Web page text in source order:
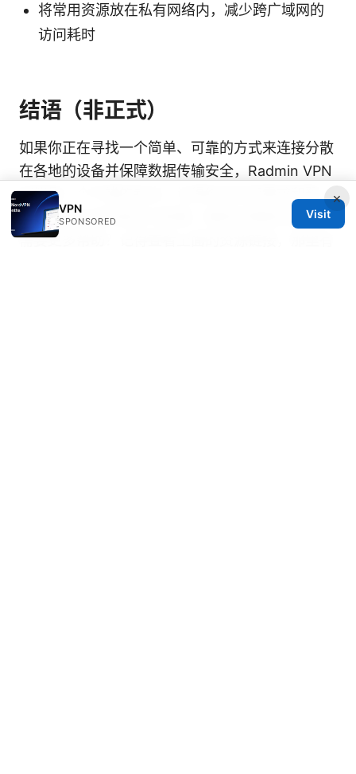
将常用资源放在私有网络内，减少跨广域网的
访问耗时
结语（非正式）
如果你正在寻找一个简单、可靠的方式来连接分散
在各地的设备并保障数据传输安全，Radmin VPN
可能是一个不错的起点。记得结合实际需求和预
算，选择合适的版本与配置，确保长期稳定使用。
需要更多帮助？记得查看上面的资源链接，那里有
×
VPN
SPONSORED
Visit